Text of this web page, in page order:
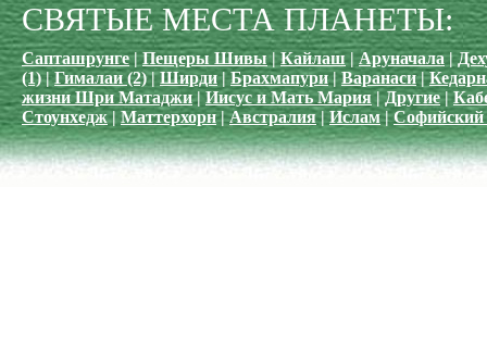
СВЯТЫЕ МЕСТА ПЛАНЕТЫ:
Сапташрунге|Пещеры Шивы|Кайлаш|Аруначала|
(1)|Гималаи (2)|Ширди|Брахмапури|Варанаси|
жизни Шри Матаджи|Иисус и Мать Мария|Другие|
Стоунхедж| Маттерхорн|Австралия|Ислам|Софийский